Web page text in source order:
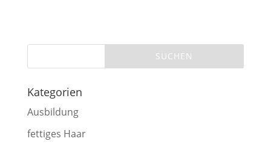
Kategorien
Ausbildung
fettiges Haar